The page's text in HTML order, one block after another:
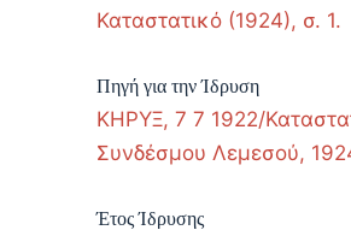
Καταστατικό (1924), σ. 1.
Πηγή για την Ίδρυση
ΚΗΡΥΞ, 7 7 1922/
Συνδέσμου Λεμεσού,
Έτος Ίδρυσης